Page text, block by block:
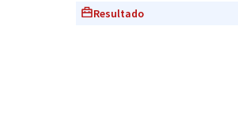
Resultado
Resultado